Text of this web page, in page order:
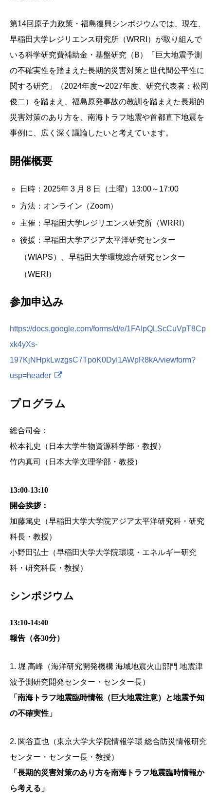
第14回原子力政策・福島復興シンポジウムでは、現在、
早稲田大学レジリエンス研究所（WRRI）が取り組んで
いる科学研究費補助金・基盤研究（B）「巨大地震予測
の不確実性を踏まえた長期的災害対策と世代間公平性に
関する研究」（2024年度〜2027年度、研究代表者：松岡
俊二）を踏まえ、福島原発事故の教訓を踏まえた長期的
災害対策のあり方を、南海トラフ地震や首都直下地震を
事例に、広く深く議論したいと考えています。
開催概要
日時：2025年 3 月 8 日（土曜）13:00～17:00
方法：オンライン（Zoom）
主催：早稲田大学レジリエンス研究所（WRRI）
後援：早稲田大学アジア太平洋研究センター
（WIAPS）、早稲田大学環境総合研究センター
（WERI）
参加申込み
https://docs.google.com/forms/d/e/1FAIpQLScCuVpT8Cp
xk4yXs-
197KjNHpkLwzgsC7TpoK0DyI1AWpR8kA/viewform?
usp=header
プログラム
総合司会：
松本礼史（日本大学生物資源科学部・教授）
竹内真司（日本大学文理学部・教授）
13:00-13:10
開会挨拶：
加藤篤史（早稲田大学大学院アジア太平洋研究科・研究
科長・教授）
小野田弘士（早稲田大学大学院環境・エネルギー研究
科・研究科長・教授）
シンポジウム
13:10-14:40
報告（各30分）
1. 堀 高峰（海洋研究開発機構 海域地震火山部門 地震津
波予測研究開発センター・センター長）
「南海トラフ地震臨時情報（巨大地震注意）と地震予知
の不確実性」
2. 関谷直也（東京大学大学院情報学環 総合防災情報研究
センター・センター長・教授）
「長期的災害対策のあり方を南海トラフ地震臨時情報か
ら考える」